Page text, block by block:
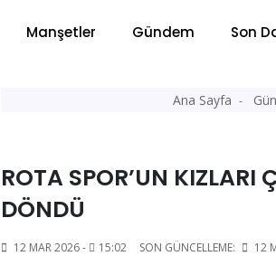
Manşetler Gündem Son
Ana Sayfa
ROTA SPOR’UN KIZLARI
DÖNDÜ
12 MAR 2026 - 15:02 SON GÜNCELLEME: 12